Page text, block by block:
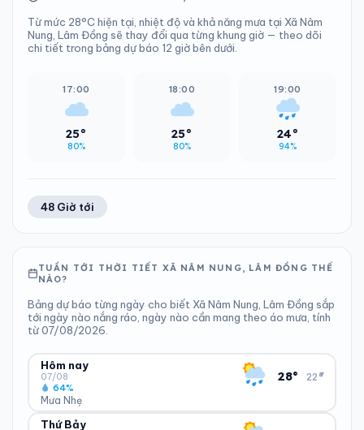
Từ mức 28°C hiện tại, nhiệt độ và khả năng mưa tại Xã Nâm
Nung, Lâm Đồng sẽ thay đổi qua từng khung giờ — theo dõi
chi tiết trong bảng dự báo 12 giờ bên dưới.
17:00
25°
80%
18:00
25°
80%
19:00
24°
94%
48 Giờ tới
TUẦN TỚI THỜI TIẾT XÃ NÂM NUNG, LÂM ĐỒNG THẾ
NÀO?
Bảng dự báo từng ngày cho biết Xã Nâm Nung, Lâm Đồng sắp
tới ngày nào nắng ráo, ngày nào cần mang theo áo mưa, tính
từ 07/08/2026.
Hôm nay
07/08
Mưa Nhẹ
64%
28° 22°
▾
ĐỘ ẨM
Thứ Bảy